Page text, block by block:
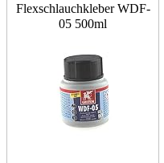
Flexschlauchkleber WDF-
05 500ml